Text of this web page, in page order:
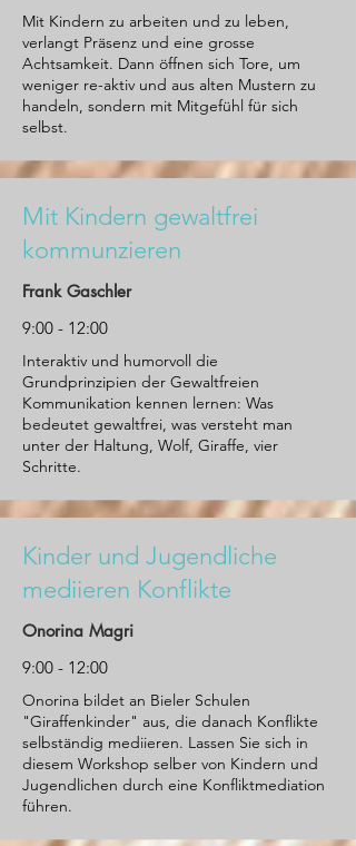
Mit Kindern zu arbeiten und zu leben,
verlangt Präsenz und eine grosse
Achtsamkeit. Dann öffnen sich Tore, um
weniger re-aktiv und aus alten Mustern zu
handeln, sondern mit Mitgefühl für sich
selbst.
Mit Kindern gewaltfrei
kommunzieren
Frank Gaschler
9:00 - 12:00
Interaktiv und humorvoll die
Grundprinzipien der Gewaltfreien
Kommunikation kennen lernen: Was
bedeutet gewaltfrei, was versteht man
unter der Haltung, Wolf, Giraffe, vier
Schritte.
Kinder und Jugendliche
mediieren Konflikte
Onorina Magri
9:00 - 12:00
Onorina bildet an Bieler Schulen
"Giraffenkinder" aus, die danach Konflikte
selbständig mediieren. Lassen Sie sich in
diesem Workshop selber von Kindern und
Jugendlichen durch eine Konfliktmediation
führen.